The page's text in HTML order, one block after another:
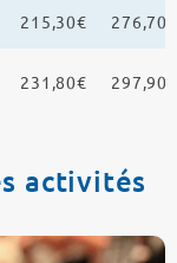
215,30€ 276,70€
231,80€ 297,90€
activités